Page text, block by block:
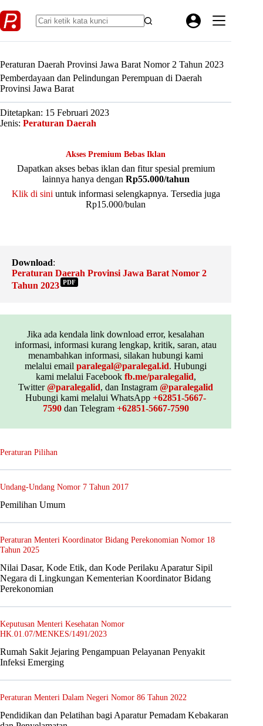
to
content
Peraturan Daerah Provinsi Jawa Barat Nomor 2 Tahun 2023
Pemberdayaan dan Pelindungan Perempuan di Daerah
Provinsi Jawa Barat
Ditetapkan: 15 Februari 2023
Jenis: Peraturan Daerah
Akses Premium Bebas Iklan
Dapatkan akses bebas iklan dan fitur spesial premium
lainnya hanya dengan Rp55.000/tahun
Klik di sini untuk informasi selengkapnya. Tersedia juga
Rp15.000/bulan
Download:
Peraturan Daerah Provinsi Jawa Barat Nomor 2
Tahun 2023 PDF
Jika ada kendala link download error, kesalahan
informasi, informasi kurang lengkap, kritik, saran, atau
menambahkan informasi, silakan hubungi kami
melalui emailparalegal@paralegal.id. Hubungi
kami melalui Facebook fb.me/paralegalid,
Twitter@paralegalid, dan Instagram@paralegalid
Hubungi kami melalui WhatsApp+62851-5667-
7590dan Telegram +62851-5667-7590
Peraturan Pilihan
Undang-Undang Nomor 7 Tahun 2017
Pemilihan Umum
Peraturan Menteri Koordinator Bidang Perekonomian Nomor 18
Tahun 2025
Nilai Dasar, Kode Etik, dan Kode Perilaku Aparatur Sipil
Negara di Lingkungan Kementerian Koordinator Bidang
Perekonomian
Keputusan Menteri Kesehatan Nomor
HK.01.07/MENKES/1491/2023
Rumah Sakit Jejaring Pengampuan Pelayanan Penyakit
Infeksi Emerging
Peraturan Menteri Dalam Negeri Nomor 86 Tahun 2022
Pendidikan dan Pelatihan bagi Aparatur Pemadam Kebakaran